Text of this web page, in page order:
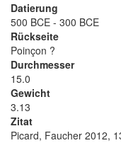
Datierung
500 BCE - 300 BCE
Rückseite
Poinçon ?
Durchmesser
15.0
Gewicht
3.13
Zitat
Picard, Faucher 2012,